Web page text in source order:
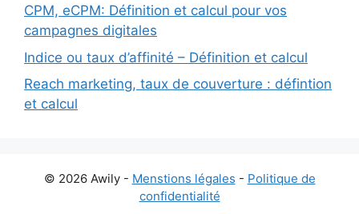
CPM, eCPM: Définition et calcul pour vos
campagnes digitales
Indice ou taux d’affinité – Définition et calcul
Reach marketing, taux de couverture : défintion
et calcul
© 2026 Awily - Menstions légales - Politique de
confidentialité